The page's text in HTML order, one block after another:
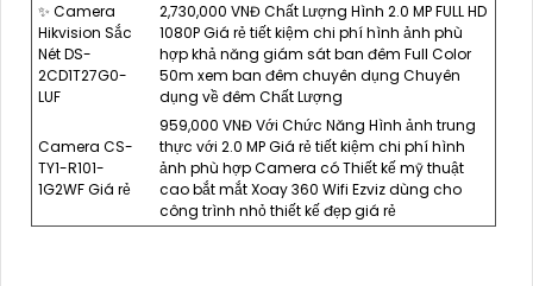
✨ Camera
Hikvision Sắc
Nét DS-
2CD1T27G0-
LUF
2,730,000 VNĐ Chất Lượng Hình 2.0 MP FULL HD
1080P Giá rẻ tiết kiệm chi phí hình ảnh phù
hợp khả năng giám sát ban đêm Full Color
50m xem ban đêm chuyên dụng Chuyên
dụng về đêm Chất Lượng
Camera CS-
TY1-R101-
1G2WF Giá rẻ
959,000 VNĐ Với Chức Năng Hình ảnh trung
thực với 2.0 MP Giá rẻ tiết kiệm chi phí hình
ảnh phù hợp Camera có Thiết kế mỹ thuật
cao bắt mắt Xoay 360 Wifi Ezviz dùng cho
công trình nhỏ thiết kế đẹp giá rẻ